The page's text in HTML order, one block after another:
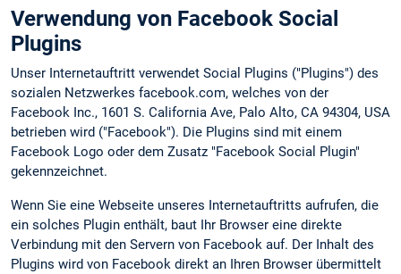
Verwendung von Facebook Social
Plugins
Unser Internetauftritt verwendet Social Plugins ("Plugins") des
sozialen Netzwerkes facebook.com, welches von der
Facebook Inc., 1601 S. California Ave, Palo Alto, CA 94304, USA
betrieben wird ("Facebook"). Die Plugins sind mit einem
Facebook Logo oder dem Zusatz "Facebook Social Plugin"
gekennzeichnet.
Wenn Sie eine Webseite unseres Internetauftritts aufrufen, die
ein solches Plugin enthält, baut Ihr Browser eine direkte
Verbindung mit den Servern von Facebook auf. Der Inhalt des
Plugins wird von Facebook direkt an Ihren Browser übermittelt